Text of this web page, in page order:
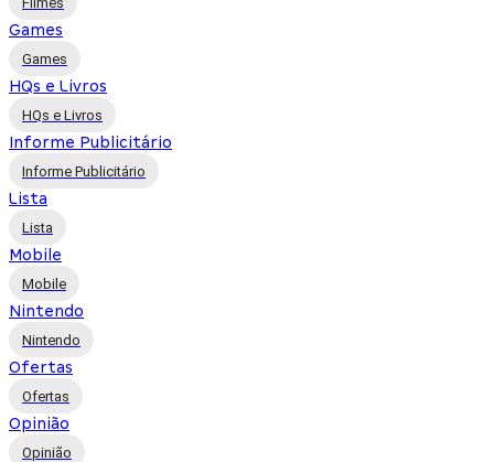
Games
Games
HQs e Livros
HQs e Livros
Informe Publicitário
Informe Publicitário
Lista
Lista
Mobile
Mobile
Nintendo
Nintendo
Ofertas
Ofertas
Opinião
Opinião